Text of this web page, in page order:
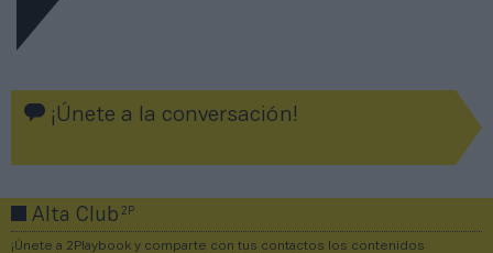
¡Únete a la conversación!
Alta Club2P
¡Únete a 2Playbook y comparte con tus contactos los contenidos